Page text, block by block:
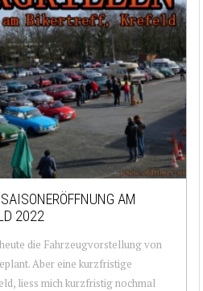
AM
2022
die Fahrzeugvorstellung von
Aber eine kurzfristige
liess mich kurzfristig nochmal